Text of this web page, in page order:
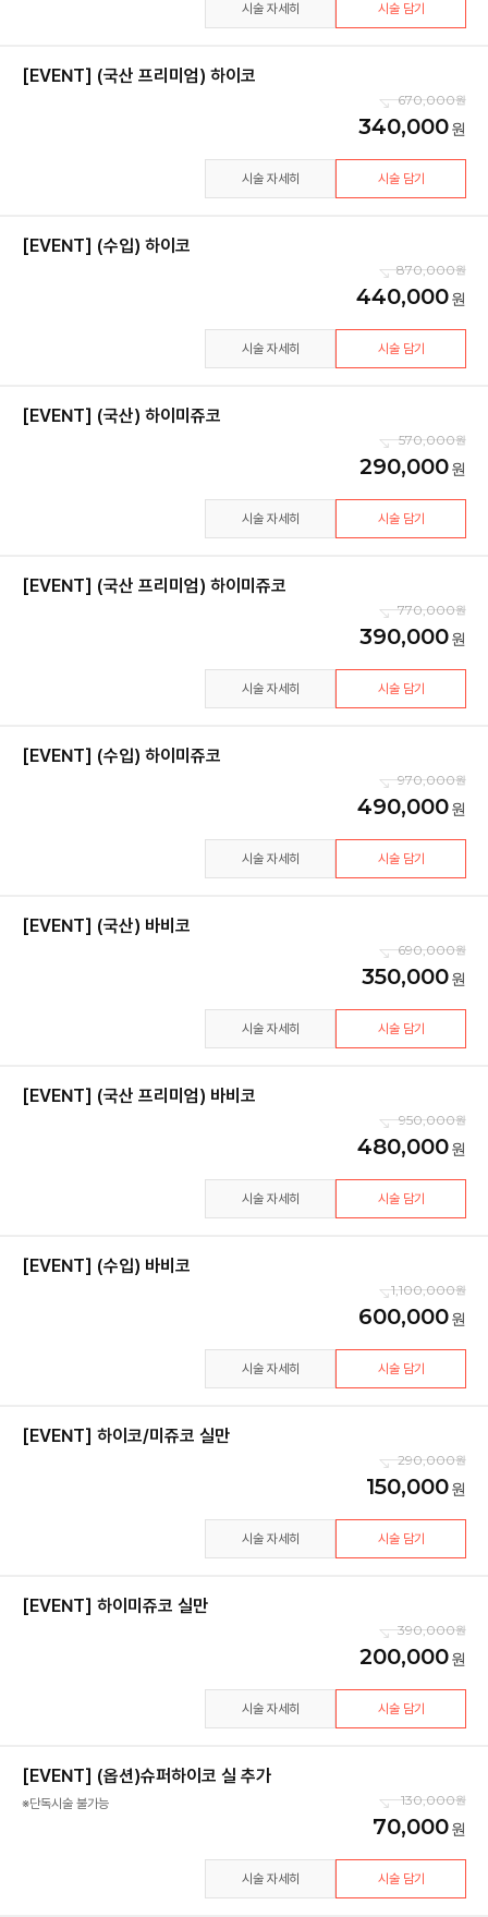
시술 자세히 시술 담기
[EVENT] (국산 프리미엄) 하이코
670,000
340,000
시술 자세히 시술 담기
[EVENT] (수입) 하이코
870,000
440,000
시술 자세히 시술 담기
[EVENT] (국산) 하이미쥬코
570,000
290,000
시술 자세히 시술 담기
[EVENT] (국산 프리미엄) 하이미쥬코
770,000
390,000
시술 자세히 시술 담기
[EVENT] (수입) 하이미쥬코
970,000
490,000
시술 자세히 시술 담기
[EVENT] (국산) 바비코
690,000
350,000
시술 자세히 시술 담기
[EVENT] (국산 프리미엄) 바비코
950,000
480,000
시술 자세히 시술 담기
[EVENT] (수입) 바비코
1,100,000
600,000
시술 자세히 시술 담기
[EVENT] 하이코/미쥬코 실만
290,000
150,000
시술 자세히 시술 담기
[EVENT] 하이미쥬코 실만
390,000
200,000
시술 자세히 시술 담기
[EVENT] (옵션)슈퍼하이코 실 추가
※단독시술 불가능 130,000
70,000
시술 자세히 시술 담기